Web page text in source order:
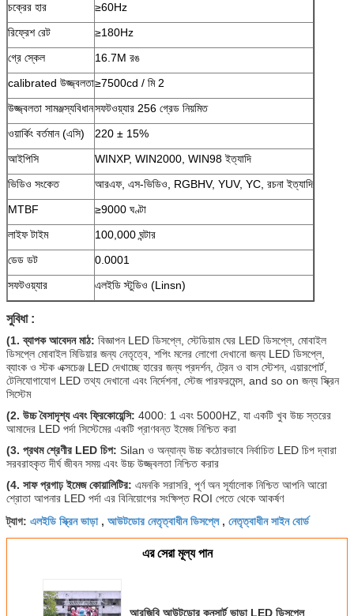
চক্রের হার
≥60Hz
রিফ্রেশ রেট
≥180Hz
গ্রে স্কেল
16.7M রঙ
calibrated উজ্জ্বলতা≥7500cd / মি 2
উজ্জ্বলতা সামঞ্জস্যবিধানসফটওয়্যার 256 গ্রেড নিয়মিত
ওয়ার্কিং বর্তমান (এসি)
220 ± 15%
আইপিসি
WINXP, WIN2000, WIN98 ইত্যাদি
ভিডিও সংকেত
আরএফ, এস-ভিডিও, RGBHV, YUV, YC, রচনা ইত্যাদি
MTBF
≥9000 ঘণ্টা
লাইফ টাইম
100,000 ঘন্টার
ডেড ডট
0.0001
সফটওয়্যার
এলইডি স্টুডিও (Linsn)
সুবিধা :
(1. ব্যাপক আবেদন মাঠ: বিজ্ঞাপন LED ডিসপ্লে, স্টেডিয়াম ঘের LED ডিসপ্লে, মোবাইল
ডিসপ্লে মোবাইল মিডিয়ার জন্য নেতৃত্বে, শপিং মলের লোগো দেখানো জন্য LED ডিসপ্লে,
ব্যাংক ও স্টক এক্সচেঞ্জ LED দেখাচ্ছে হারের জন্য প্রদর্শন, ট্রেন ও বাস স্টেশন, এয়ারপোর্ট,
টেলিযোগাযোগ LED তথ্য দেখানো এবং নির্দেশনা, স্টেজ পারফরমেন্স, and so on জন্য স্ক্রিন
সিস্টেম
(2. উচ্চ বৈসাদৃশ্য এবং ফ্রিকোয়েন্সি: 4000: 1 এবং 5000HZ, যা একটি খুব উচ্চ স্তরের
আমাদের LED পর্দা সিস্টেমের একটি প্রাণবন্ত ইমেজ নিশ্চিত করা
(3. প্রথম শ্রেণীর LED চিপ: Silan ও অন্যান্য উচ্চ কঠোরভাবে নির্বাচিত LED চিপ দ্বারা
সরবরাহকৃত দীর্ঘ জীবন সময় এবং উচ্চ উজ্জ্বলতা নিশ্চিত করার
(4. সাফ প্রগাঢ় ইমেজ কোয়ালিটির: এমনকি সরাসরি, পূর্ণ অন সূর্যালোক নিশ্চিত আপনি আরো
শ্রোতা আপনার LED পর্দা এর বিনিয়োগের সংক্ষিপ্ত ROI পেতে থেকে আকর্ষণ
ট্যাগ: এলইডি স্ক্রিন ভাড়া, আউটডোর নেতৃত্বাধীন ডিসপ্লে, নেতৃত্বাধীন সাইন বোর্ড
এর সেরা মূল্য পান
আরজিবি আউটডোর কনসার্ট ভাড়া LED ডিসপ্লে